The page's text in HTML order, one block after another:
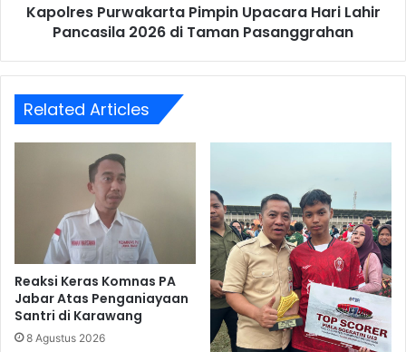
Taman
Pasanggrahan
Kapolres Purwakarta Pimpin Upacara Hari Lahir
Pancasila 2026 di Taman Pasanggrahan
Related Articles
Reaksi Keras Komnas PA
Jabar Atas Penganiayaan
Santri di Karawang
8 Agustus 2026